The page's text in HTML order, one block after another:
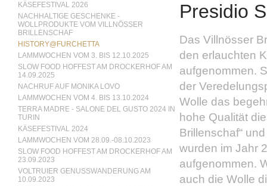
KÄSEFESTIVAL 2026
NACHHALTIGE GESCHENKE -
WOLLPRODUKTE VOM VILLNÖSSER
BRILLENSCHAF
HISTORY@FURCHETTA
LAMMWOCHEN VOM 3. BIS 12.10.2025
SLOW FOOD HOFFEST AM DROCKERHOF AM
14.09.2025
NACHRUF AUF MONIKA LOVO
LAMMWOCHEN VOM 4. BIS 13.10.2024
TERRA MADRE - SALONE DEL GUSTO 2024 IN
TURIN
KÄSEFESTIVAL 2024
LAMMWOCHEN VOM 28.09.-08.10.2023
SLOW FOOD HOFFEST AM DROCKERHOF AM
23.09.2023
VOLTRUIER GENUSSWANDERUNG AM
10.09.2023
Presidio
Das Villnösser
den erlauchten
aufgenommen.
der
Wolle das
hohe Qualität
Brillenschaf“
wurden im Jahr
aufgenommen.
auch die Wolle